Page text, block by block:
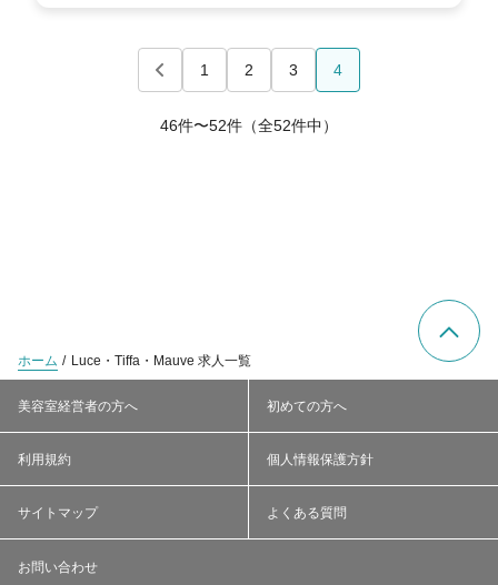
1 2 3 4
46件〜52件（全52件中）
ホーム Luce・Tiffa・Mauve 求人一覧
美容室経営者の方へ 初めての方へ
利用規約 個人情報保護方針
サイトマップ よくある質問
お問い合わせ